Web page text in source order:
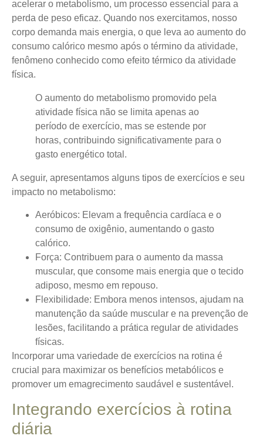
acelerar o metabolismo, um processo essencial para a
perda de peso eficaz. Quando nos exercitamos, nosso
corpo demanda mais energia, o que leva ao aumento do
consumo calórico mesmo após o término da atividade,
fenômeno conhecido como efeito térmico da atividade
física.
O aumento do metabolismo promovido pela
atividade física não se limita apenas ao
período de exercício, mas se estende por
horas, contribuindo significativamente para o
gasto energético total.
A seguir, apresentamos alguns tipos de exercícios e seu
impacto no metabolismo:
Aeróbicos: Elevam a frequência cardíaca e o
consumo de oxigênio, aumentando o gasto
calórico.
Força: Contribuem para o aumento da massa
muscular, que consome mais energia que o tecido
adiposo, mesmo em repouso.
Flexibilidade: Embora menos intensos, ajudam na
manutenção da saúde muscular e na prevenção de
lesões, facilitando a prática regular de atividades
físicas.
Incorporar uma variedade de exercícios na rotina é
crucial para maximizar os benefícios metabólicos e
promover um emagrecimento saudável e sustentável.
Integrando exercícios à rotina
diária